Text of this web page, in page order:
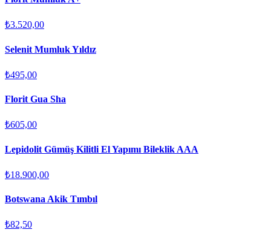
₺3.520,00
Selenit Mumluk Yıldız
₺495,00
Florit Gua Sha
₺605,00
Lepidolit Gümüş Kilitli El Yapımı Bileklik AAA
₺18.900,00
Botswana Akik Tımbıl
₺82,50